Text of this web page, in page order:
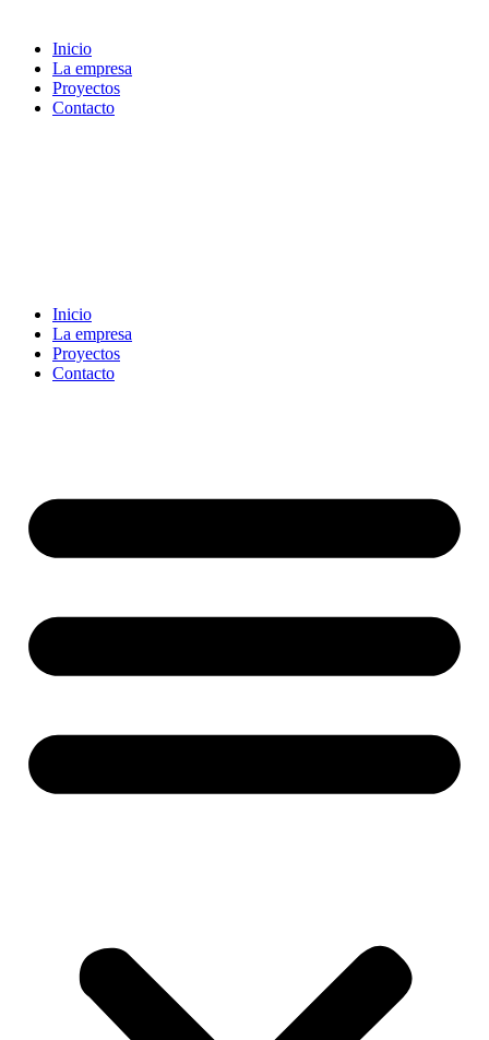
Inicio
La empresa
Proyectos
Contacto
Inicio
La empresa
Proyectos
Contacto